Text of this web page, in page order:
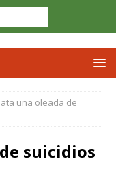
una oleada de
suicidios